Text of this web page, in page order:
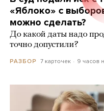
«Яблоко» с
можно сделать?
До какой даты надо
точно допустили?
РАЗБОР 7 карточек 9 часов